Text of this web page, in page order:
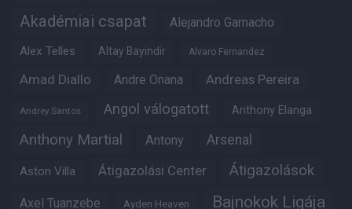
Akadémiai csapat Alejandro Garnacho
Alex Telles Altay Bayindir Alvaro Fernandez
Amad Diallo Andre Onana Andreas Pereira
Andrey Santos Angol válogatott Anthony Elanga
Anthony Martial Antony Arsenal
Aston Villa Átigazolási Center Átigazolások
Axel Tuanzebe Ayden Heaven Bajnokok Ligája